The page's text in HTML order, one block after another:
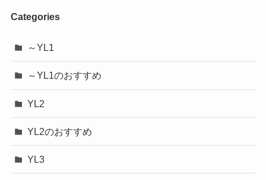
Categories
～YL1
～YL1のおすすめ
YL2
YL2のおすすめ
YL3